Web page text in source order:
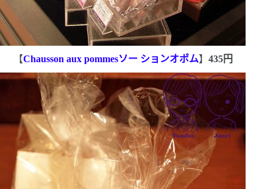
【Chausson aux pommesソー ションオポム】 435円